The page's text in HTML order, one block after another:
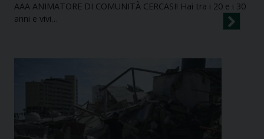
AAA ANIMATORE DI COMUNITÀ CERCASI! ​Hai tra i 20 e i 30
anni e vivi…